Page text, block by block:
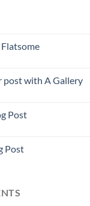
post with A Gallery
Post
Post